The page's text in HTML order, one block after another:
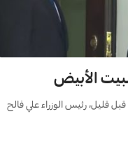
الأبيض
قليل، رئيس الوزراء علي فالح